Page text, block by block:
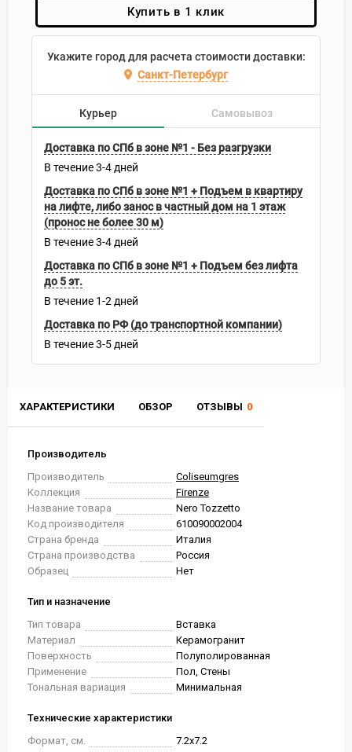
ХАРАКТЕРИСТИКИ ОБЗОР ОТЗЫВЫ 0
Производитель
Производитель
Coliseumgres
Коллекция
Firenze
Название товара
Nero Tozzetto
Код производителя
610090002004
Страна бренда
Италия
Страна производства
Россия
Образец
Нет
Тип и назначение
Тип товара
Вставка
Материал
Керамогранит
Поверхность
Полуполированная
Применение
Пол, Стены
Тональная вариация
Минимальная
Технические характеристики
Формат, см.
7.2x7.2
Купить в 1 клик
Укажите город для расчета стоимости доставки:
Санкт-Петербург
Курьер Самовывоз
Доставка по СПб в зоне №1 - Без разгрузки
В течение3-4 дней
Доставка по СПб в зоне №1 + Подъем в квартиру
на лифте, либо занос в частный дом на 1 этаж
(пронос не более 30 м)
В течение3-4 дней
Доставка по СПб в зоне №1 + Подъем без лифта
до 5 эт.
В течение 1-2 дней
Доставка по РФ (до транспортной компании)
В течение3-5 дней